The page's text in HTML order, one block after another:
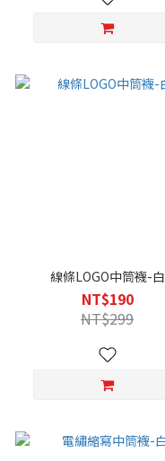
線條LOGO中筒襪-白
NT$190
NT$299